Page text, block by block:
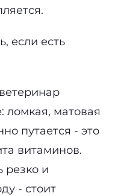
если есть
ломкая, матовая
путается - это
витаминов.
резко и
- стоит